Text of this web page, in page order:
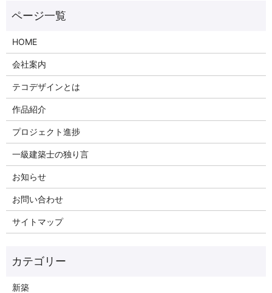
HOME
会社案内
テコデザインとは
作品紹介
プロジェクト進捗
一級建築士の独り言
お知らせ
お問い合わせ
サイトマップ
新築